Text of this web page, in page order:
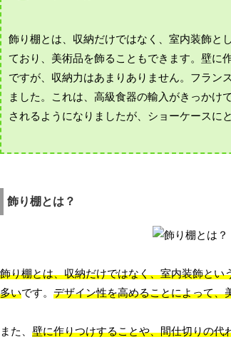
飾り棚とは、収納だけではなく、室内装飾と
ており、美術品を飾ることもできます。壁に
ですが、収納力はあまりありません。フラン
ました。これは、高級食器の輸入がきっかけ
されるようになりましたが、ショーケースに
飾り棚とは？
飾り棚とは、収納だけではなく、室内装飾とい
多いです。 デザイン性を高めることによって、
また、 壁に作りつけすることや、間仕切りの代